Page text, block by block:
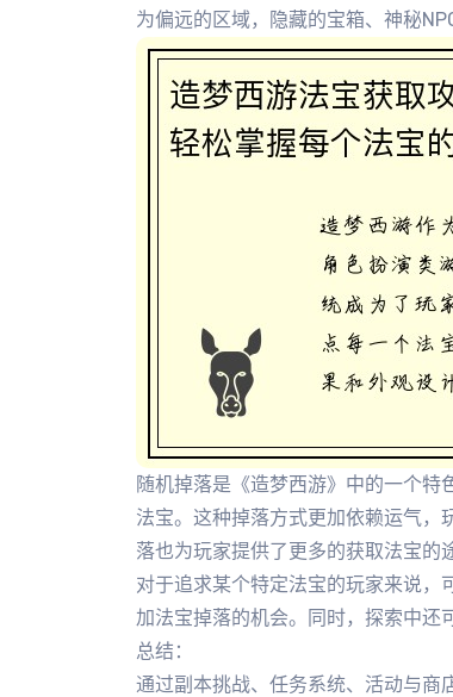
为偏远的区域，隐藏的宝箱、神秘
随机掉落是《造梦西游》中的一个
法宝。这种掉落方式更加依赖运气，
落也为玩家提供了更多的获取法宝的
对于追求某个特定法宝的玩家来说，
加法宝掉落的机会。同时，探索中还
总结：
通过副本挑战、任务系统、活动与商